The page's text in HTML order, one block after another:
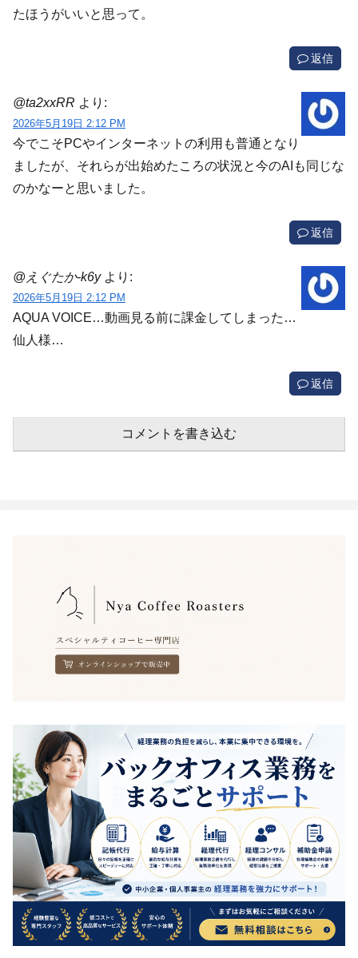
たほうがいいと思って。
返信
@ta2xxRR より:
2026年5月19日 2:12 PM
今でこそPCやインターネットの利用も普通となり
ましたが、それらが出始めたころの状況と今のAIも同じな
のかなーと思いました。
返信
@えぐたか-k6y より:
2026年5月19日 2:12 PM
AQUA VOICE…動画見る前に課金してしまった…
仙人様…
返信
コメントを書き込む